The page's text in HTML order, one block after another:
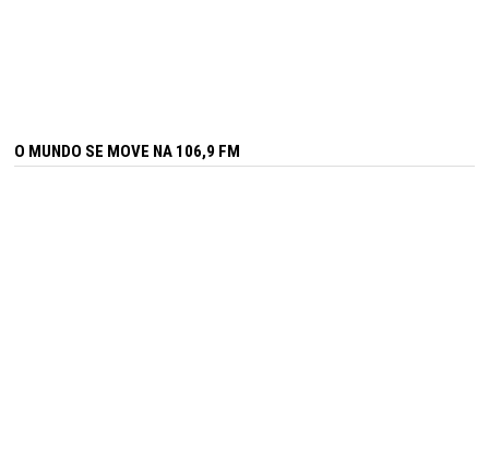
O MUNDO SE MOVE NA 106,9 FM